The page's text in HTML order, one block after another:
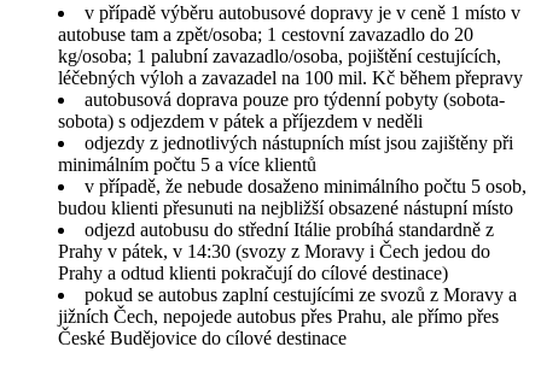
v případě výběru autobusové dopravy je v ceně 1 místo v
autobuse tam a zpět/osoba; 1 cestovní zavazadlo do 20
kg/osoba; 1 palubní zavazadlo/osoba, pojištění cestujících,
léčebných výloh a zavazadel na 100 mil. Kč během přepravy
autobusová doprava pouze pro týdenní pobyty (sobota-
sobota) s odjezdem v pátek a příjezdem v neděli
odjezdy z jednotlivých nástupních míst jsou zajištěny při
minimálním počtu 5 a více klientů
v případě, že nebude dosaženo minimálního počtu 5 osob,
budou klienti přesunuti na nejbližší obsazené nástupní místo
odjezd autobusu do střední Itálie probíhá standardně z
Prahy v pátek, v 14:30 (svozy z Moravy i Čech jedou do
Prahy a odtud klienti pokračují do cílové destinace)
pokud se autobus zaplní cestujícími ze svozů z Moravy a
jižních Čech, nepojede autobus přes Prahu, ale přímo přes
České Budějovice do cílové destinace